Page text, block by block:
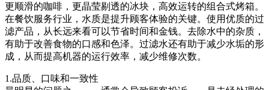
更顺滑的咖啡，更晶莹剔透的冰块，高效运转的组合式烤箱。
在餐饮服务行业，水质是提升顾客体验的关键。使用优质的过
滤产品，从长远来看可以节省时间和金钱。去除水中的杂质，
有助于改善食物的口感和色泽。过滤水还有助于减少水垢的形
成，从而提高机器的运行效率，减少维修次数。
1.品质、口味和一致性